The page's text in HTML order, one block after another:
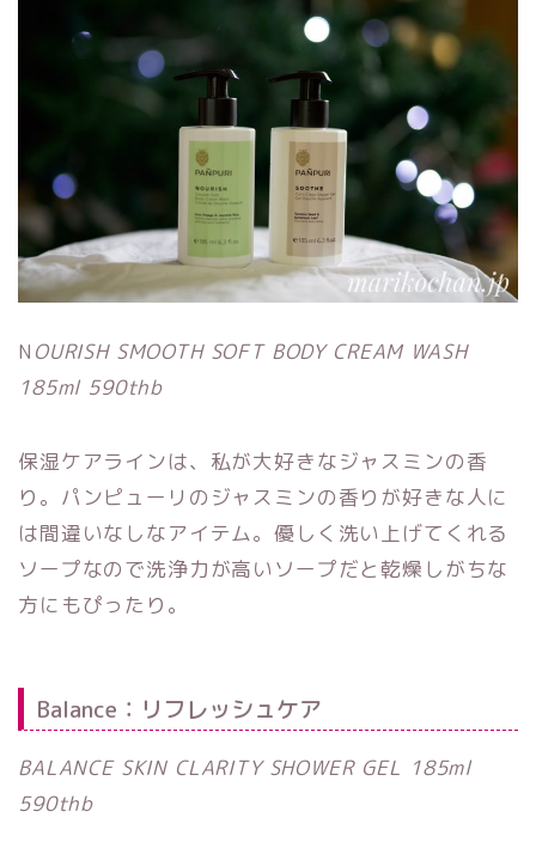
N OURISH SMOOTH SOFT BODY CREAM WASH
185ml 590thb
保湿ケアラインは、私が大好きなジャスミンの香
り。パンピューリのジャスミンの香りが好きな人に
は間違いなしなアイテム。優しく洗い上げてくれる
ソープなので洗浄力が高いソープだと乾燥しがちな
方にもぴったり。
Balance：リフレッシュケア
BALANCE SKIN CLARITY SHOWER GEL 185ml
590thb